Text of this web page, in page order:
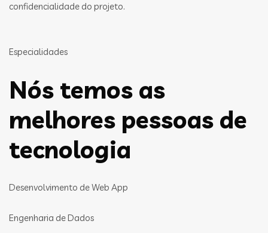
confidencialidade do projeto.
Especialidades
Nós temos as
melhores pessoas de
tecnologia
Desenvolvimento de Web App
Engenharia de Dados